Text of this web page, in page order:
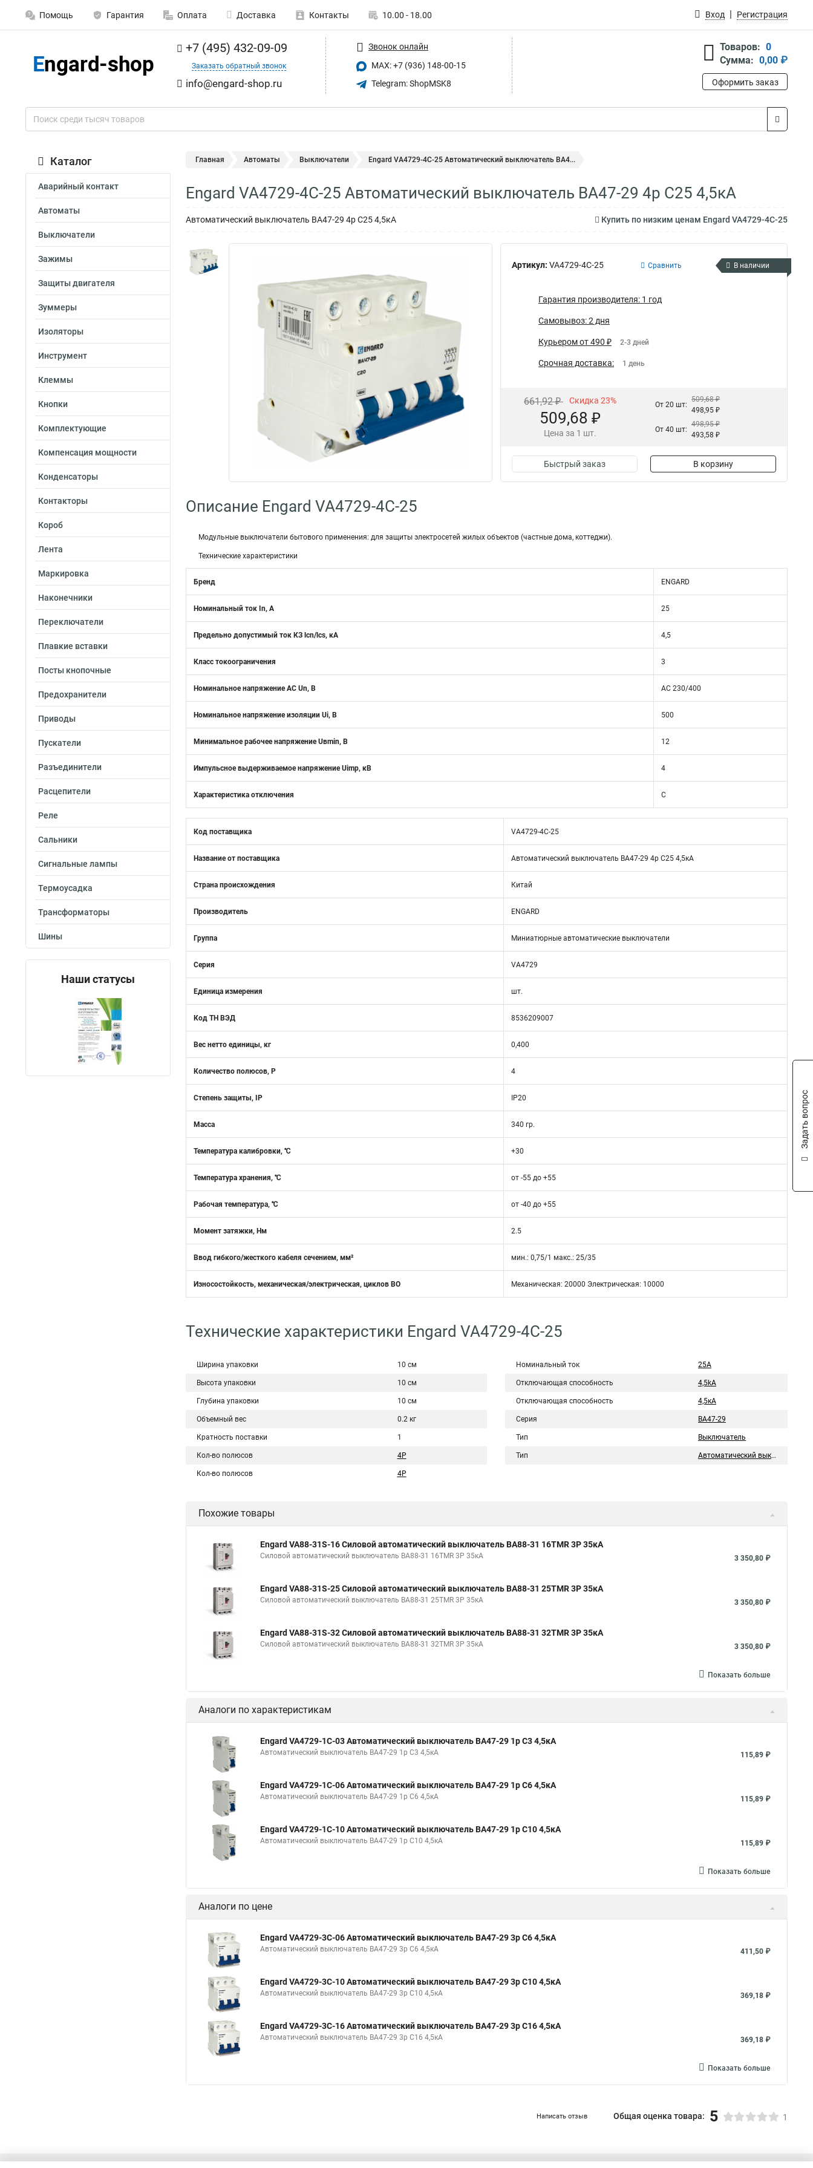
Помощь Гарантия Оплата Доставка Контакты 10.00 - 18.00 Вход Регистрация
+7 (495) 432-09-09
Заказать обратный звонок
info@engard-shop.ru
Звонок онлайн
MAX: +7 (936) 148-00-15
Telegram: ShopMSK8
Товаров: 0
Сумма: 0,00 ₽
Оформить заказ
Каталог
Аварийный контакт
Автоматы
Выключатели
Зажимы
Защиты двигателя
Зуммеры
Изоляторы
Инструмент
Клеммы
Кнопки
Комплектующие
Компенсация мощности
Конденсаторы
Контакторы
Короб
Лента
Маркировка
Наконечники
Переключатели
Плавкие вставки
Посты кнопочные
Предохранители
Приводы
Пускатели
Разъединители
Расцепители
Реле
Сальники
Сигнальные лампы
Термоусадка
Трансформаторы
Шины
Наши статусы
Главная Автоматы Выключатели Engard VA4729-4С-25 Автоматический выключатель ВА4...
Engard VA4729-4С-25 Автоматический выключатель ВА47-29 4р C25 4,5кА
Автоматический выключатель ВА47-29 4р C25 4,5кА Купить по низким ценам Engard VA4729-4С-25
Артикул: VA4729-4С-25 Сравнить В наличии
Гарантия производителя: 1 год
Самовывоз: 2 дня
Курьером от 490 ₽ 2-3 дней
Срочная доставка: 1 день
661,92 ₽ Скидка 23%
509,68 ₽
Цена за 1 шт.
От 20 шт:
509,68 ₽
498,95 ₽
От 40 шт:
498,95 ₽
493,58 ₽
Быстрый заказ В корзину
Описание Engard VA4729-4С-25
Модульные выключатели бытового применения: для защиты электросетей жилых объектов (частные дома, коттеджи).
Технические характеристики
Бренд ENGARD
Номинальный ток In, А 25
Предельно допустимый ток КЗ lcn/lcs, кA 4,5
Класс токоограничения 3
Номинальное напряжение АС Un, В AC 230/400
Номинальное напряжение изоляции Ui, В 500
Минимальное рабочее напряжение Uвmin, B 12
Импульсное выдерживаемое напряжение Uimp, кВ 4
Характеристика отключения C
Код поставщика VA4729-4С-25
Название от поставщика Автоматический выключатель ВА47-29 4р C25 4,5кА
Страна происхождения Китай
Производитель ENGARD
Группа Миниатюрные автоматические выключатели
Серия VA4729
Единица измерения шт.
Код ТН ВЭД 8536209007
Вес нетто единицы, кг 0,400
Количество полюсов, Р 4
Степень защиты, IP IP20
Масса 340 гр.
Температура калибровки, ℃ +30
Температура хранения, ℃ от -55 до +55
Рабочая температура, ℃ от -40 до +55
Момент затяжки, Нм 2.5
Ввод гибкого/жесткого кабеля сечением, мм² мин.: 0,75/1 макс.: 25/35
Износостойкость, механическая/электрическая, циклов ВО Механическая: 20000 Электрическая: 10000
Технические характеристики Engard VA4729-4С-25
Ширина упаковки 10 см
Высота упаковки 10 см
Глубина упаковки 10 см
Объемный вес 0.2 кг
Кратность поставки 1
Кол-во полюсов 4P
Кол-во полюсов 4Р
Номинальный ток 25A
Отключающая способность 4,5kA
Отключающая способность 4,5кA
Серия ВА47-29
Тип Выключатель
Тип Автоматический выключатель
Похожие товары
Engard VA88-31S-16 Силовой автоматический выключатель ВА88-31 16TMR 3P 35кА
Силовой автоматический выключатель ВА88-31 16TMR 3P 35кА 3 350,80 ₽
Engard VA88-31S-25 Силовой автоматический выключатель ВА88-31 25TMR 3P 35кА
Силовой автоматический выключатель ВА88-31 25TMR 3P 35кА 3 350,80 ₽
Engard VA88-31S-32 Силовой автоматический выключатель ВА88-31 32TMR 3P 35кА
Силовой автоматический выключатель ВА88-31 32TMR 3P 35кА 3 350,80 ₽
Показать больше
Аналоги по характеристикам
Engard VA4729-1C-03 Автоматический выключатель ВА47-29 1р C3 4,5кА
Автоматический выключатель ВА47-29 1р C3 4,5кА 115,89 ₽
Engard VA4729-1C-06 Автоматический выключатель ВА47-29 1р C6 4,5кА
Автоматический выключатель ВА47-29 1р C6 4,5кА 115,89 ₽
Engard VA4729-1C-10 Автоматический выключатель ВА47-29 1р C10 4,5кА
Автоматический выключатель ВА47-29 1р C10 4,5кА 115,89 ₽
Показать больше
Аналоги по цене
Engard VA4729-3С-06 Автоматический выключатель ВА47-29 3р C6 4,5кА
Автоматический выключатель ВА47-29 3р C6 4,5кА 411,50 ₽
Engard VA4729-3С-10 Автоматический выключатель ВА47-29 3р C10 4,5кА
Автоматический выключатель ВА47-29 3р C10 4,5кА 369,18 ₽
Engard VA4729-3С-16 Автоматический выключатель ВА47-29 3р C16 4,5кА
Автоматический выключатель ВА47-29 3р C16 4,5кА 369,18 ₽
Показать больше
Написать отзыв Общая оценка товара: 5 1
Задать вопрос